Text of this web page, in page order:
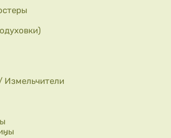
Измельчители